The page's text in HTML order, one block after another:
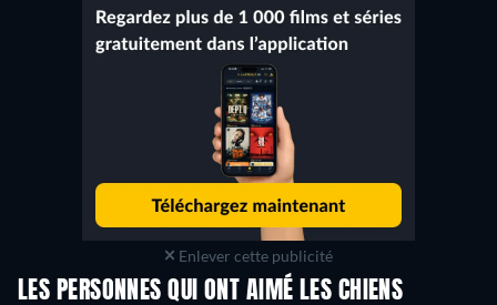
Enlever cette publicité
LES PERSONNES QUI ONT AIMÉ LES CHIENS